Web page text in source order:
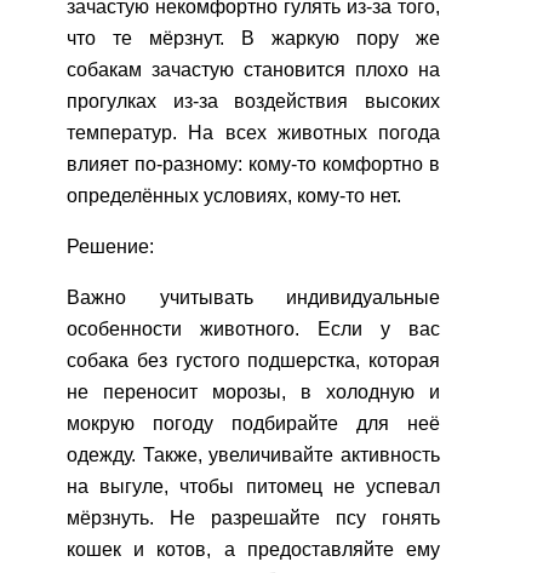
зачастую некомфортно гулять из-за того,
что те мёрзнут. В жаркую пору же
собакам зачастую становится плохо на
прогулках из-за воздействия высоких
температур. На всех животных погода
влияет по-разному: кому-то комфортно в
определённых условиях, кому-то нет.
Решение:
Важно учитывать индивидуальные
особенности животного. Если у вас
собака без густого подшерстка, которая
не переносит морозы, в холодную и
мокрую погоду подбирайте для неё
одежду. Также, увеличивайте активность
на выгуле, чтобы питомец не успевал
мёрзнуть. Не разрешайте псу гонять
кошек и котов, а предоставляйте ему